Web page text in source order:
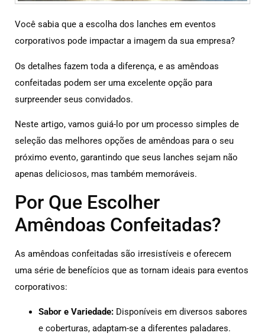
Você sabia que a escolha dos lanches em eventos
corporativos pode impactar a imagem da sua empresa?
Os detalhes fazem toda a diferença, e as amêndoas
confeitadas podem ser uma excelente opção para
surpreender seus convidados.
Neste artigo, vamos guiá-lo por um processo simples de
seleção das melhores opções de amêndoas para o seu
próximo evento, garantindo que seus lanches sejam não
apenas deliciosos, mas também memoráveis.
Por Que Escolher
Amêndoas Confeitadas?
As amêndoas confeitadas são irresistíveis e oferecem
uma série de benefícios que as tornam ideais para eventos
corporativos:
Sabor e Variedade: Disponíveis em diversos sabores
e coberturas, adaptam-se a diferentes paladares.